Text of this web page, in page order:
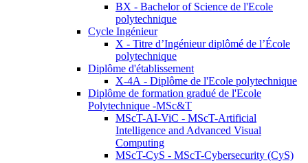
BX - Bachelor of Science de l'Ecole
polytechnique
Cycle Ingénieur
X - Titre d’Ingénieur diplômé de l’École
polytechnique
Diplôme d'établissement
X-4A - Diplôme de l'Ecole polytechnique
Diplôme de formation gradué de l'Ecole
Polytechnique -MSc&T
MScT-AI-ViC - MScT-Artificial
Intelligence and Advanced Visual
Computing
MScT-CyS - MScT-Cybersecurity (CyS)